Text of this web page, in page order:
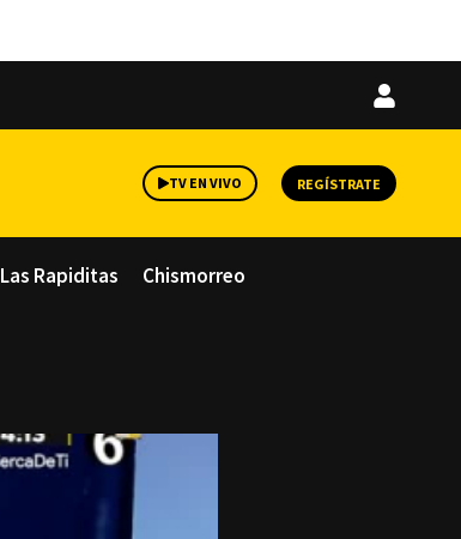
Iniciar
TV EN VIVO REGÍSTRATE
Las Rapiditas Chismorreo